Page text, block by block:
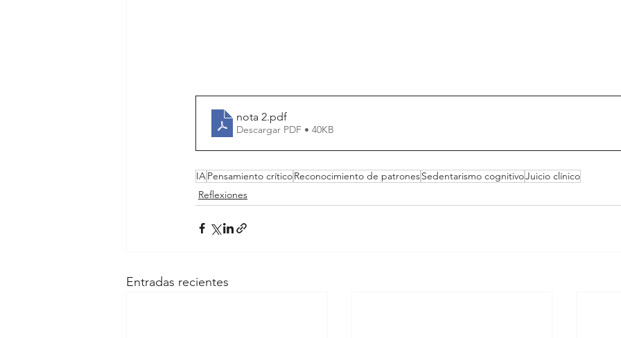
nota 2.pdf
Descargar PDF • 40KB
IAPensamiento críticoReconocimiento de patronesSedentarismo cognitivoJuicio clínico
Reflexiones
Entradas recientes